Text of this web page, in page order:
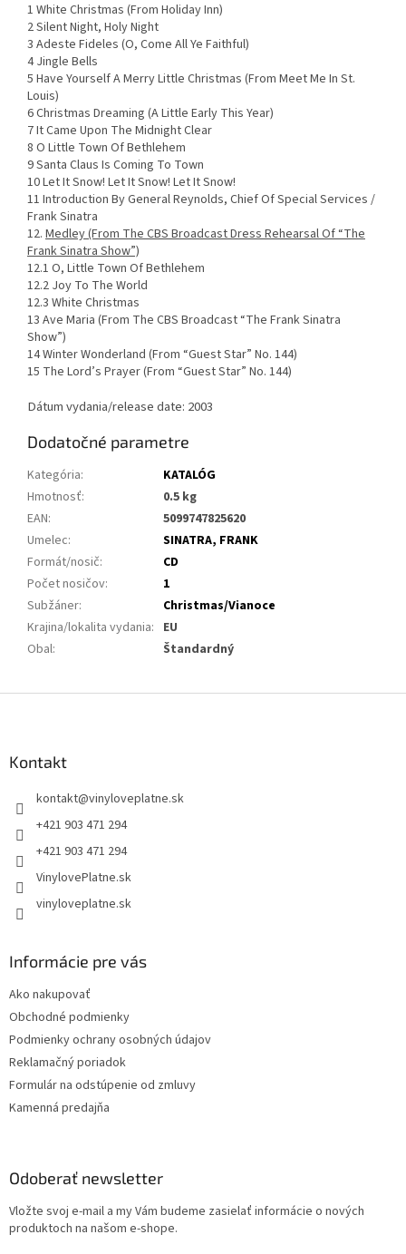
1 White Christmas (From Holiday Inn)
2 Silent Night, Holy Night
3 Adeste Fideles (O, Come All Ye Faithful)
4 Jingle Bells
5 Have Yourself A Merry Little Christmas (From Meet Me In St.
Louis)
6 Christmas Dreaming (A Little Early This Year)
7 It Came Upon The Midnight Clear
8 O Little Town Of Bethlehem
9 Santa Claus Is Coming To Town
10 Let It Snow! Let It Snow! Let It Snow!
11 Introduction By General Reynolds, Chief Of Special Services /
Frank Sinatra
12. Medley (From The CBS Broadcast Dress Rehearsal Of “The
Frank Sinatra Show”)
12.1 O, Little Town Of Bethlehem
12.2 Joy To The World
12.3 White Christmas
13 Ave Maria (From The CBS Broadcast “The Frank Sinatra
Show”)
14 Winter Wonderland (From “Guest Star” No. 144)
15 The Lord’s Prayer (From “Guest Star” No. 144)
Dátum vydania/release date: 2003
Dodatočné parametre
Kategória:
KATALÓG
Hmotnosť:
0.5 kg
EAN:
5099747825620
Umelec:
SINATRA, FRANK
Formát/nosič:
CD
Počet nosičov:
1
Subžáner:
Christmas/Vianoce
Krajina/lokalita vydania: EU
Obal: Štandardný
Kontakt
kontakt@vinyloveplatne.sk
+421 903 471 294
+421 903 471 294
VinylovePlatne.sk
vinyloveplatne.sk
Informácie pre vás
Ako nakupovať
Obchodné podmienky
Podmienky ochrany osobných údajov
Reklamačný poriadok
Formulár na odstúpenie od zmluvy
Kamenná predajňa
Odoberať newsletter
Vložte svoj e-mail a my Vám budeme zasielať informácie o nových
produktoch na našom e-shope.